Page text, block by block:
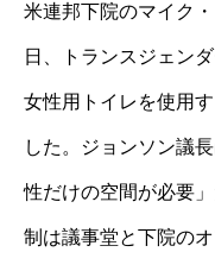
米連邦下院のマイク
日、トランスジェン
女性用トイレを使用
した。ジョンソン議
性だけの空間が必要
制は議事堂と下院の